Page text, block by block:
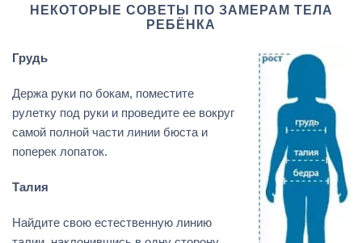
НЕКОТОРЫЕ СОВЕТЫ ПО ЗАМЕРАМ ТЕЛА
РЕБЁНКА
Грудь
Держа руки по бокам, поместите
рулетку под руки и проведите ее вокруг
самой полной части линии бюста и
поперек лопаток.
Талия
Найдите свою естественную линию